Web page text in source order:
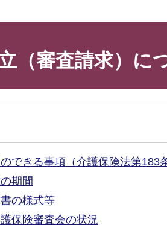
（審査請求）に
できる事項（介護保険法第183条
期間
の様式等
保険審査会の状況